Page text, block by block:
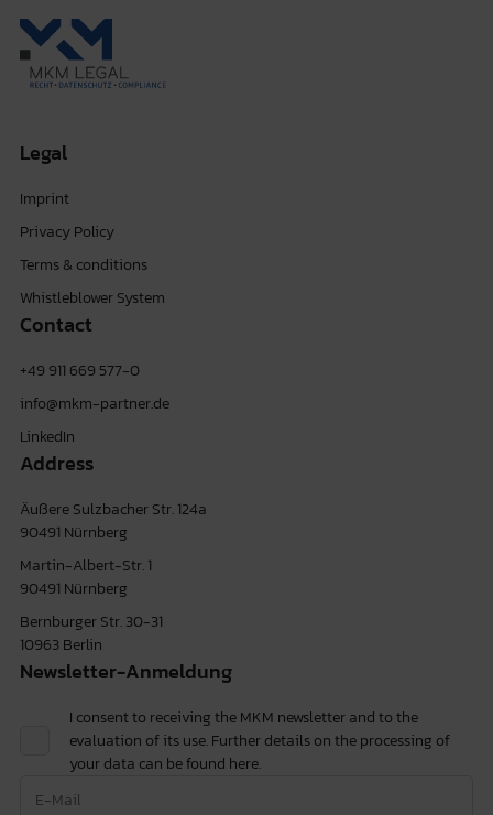
Legal
Imprint
Privacy Policy
Terms & conditions
Whistleblower System
Contact
+49 911 669 577-0
info@mkm-partner.de
LinkedIn
Address
Äußere Sulzbacher Str. 124a
90491 Nürnberg
Martin-Albert-Str. 1
90491 Nürnberg
Bernburger Str. 30-31
10963 Berlin
Newsletter-Anmeldung
I consent to receiving the MKM newsletter and to the
evaluation of its use. Further details on the processing of
your data can be found here.